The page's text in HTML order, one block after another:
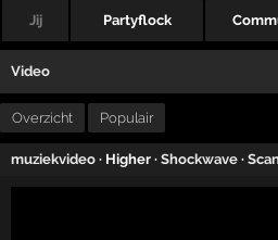
Jij Partyflock
Video
Overzicht Populair
muziekvideo · Higher ·Shockwave ·